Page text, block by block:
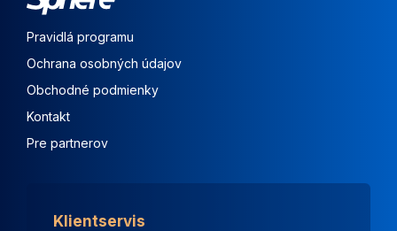
Klientservis
Pravidlá programu
Ochrana osobných údajov
Obchodné podmienky
Kontakt
Pre partnerov